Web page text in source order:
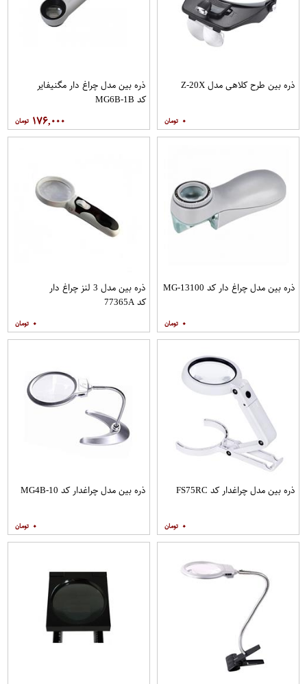
ذره بین طرح کلاهی مدل Z-20X
۰
ذره بین مدل چراغ دار مگنیفایر
کد MG6B-1B
۱۷۶,۰۰۰
ذره بین مدل چراغ دار کد MG-13100
۰
ذره بین مدل 3 لنز چراغ دار
کد 77365A
۰
ذره بین مدل چراغدار کد FS75RC
۰
ذره بین مدل چراغدار کد MG4B-10
۰